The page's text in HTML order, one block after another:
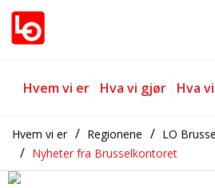
Forhandlinger om
Gå til hovedinnhold
Gå til navigasjon
Hvem vi er Hva vi gjør Hva
Hvem vi er Regionene
LO
Nyheter fra Brusselkontoret